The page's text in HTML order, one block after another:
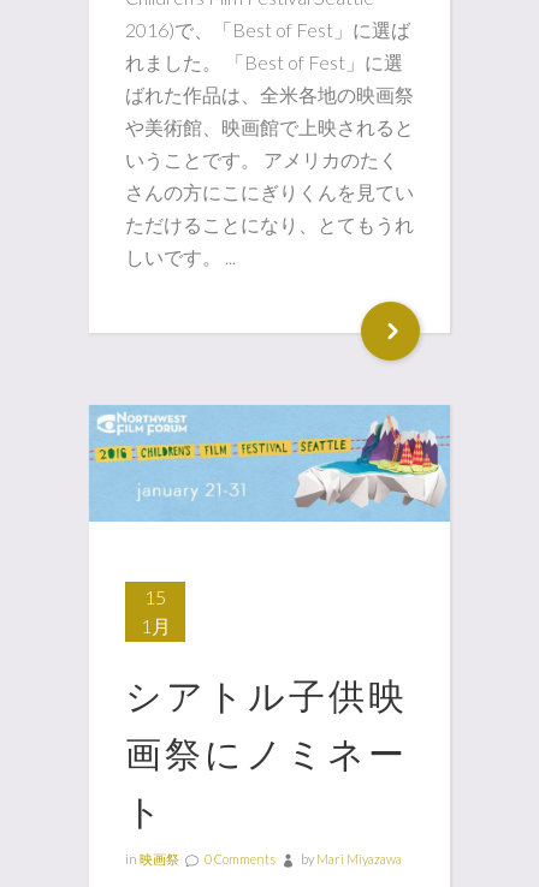
2016)で、「Best of Fest」に選ば
れました。 「Best of Fest」に選
ばれた作品は、全米各地の映画祭
や美術館、映画館で上映されると
いうことです。 アメリカのたく
さんの方にこにぎりくんを見てい
ただけることになり、とてもうれ
しいです。 ...
15
1月
シアトル子供映
画祭にノミネー
ト
in 映画祭 0 Comments by Mari Miyazawa